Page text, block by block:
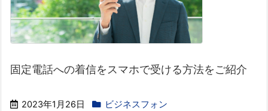
固定電話への着信をスマホで受ける方法をご紹介
2023年1月26日 ビジネスフォン